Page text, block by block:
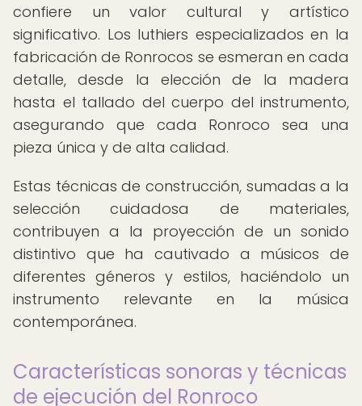
confiere un valor cultural y artístico
significativo. Los luthiers especializados en la
fabricación de Ronrocos se esmeran en cada
detalle, desde la elección de la madera
hasta el tallado del cuerpo del instrumento,
asegurando que cada Ronroco sea una
pieza única y de alta calidad.
Estas técnicas de construcción, sumadas a la
selección cuidadosa de materiales,
contribuyen a la proyección de un sonido
distintivo que ha cautivado a músicos de
diferentes géneros y estilos, haciéndolo un
instrumento relevante en la música
contemporánea.
Características sonoras y técnicas
de ejecución del Ronroco